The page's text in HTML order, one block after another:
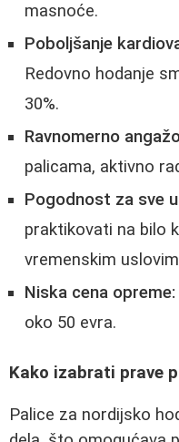
masnoće.
Poboljšanje
Redovno hodanje
30%.
Ravnomerno
palicama, aktivno
Pogodnost za sve
praktikovati na bilo
vremenskim
Niska cena opreme:
oko 50 evra.
Kako izabrati prave
Palice za nordijsko